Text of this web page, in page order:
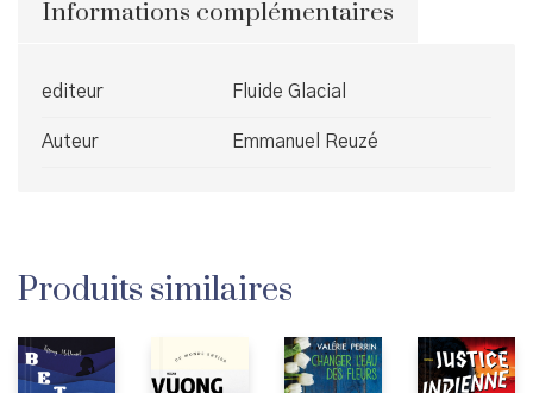
Informations complémentaires
editeur Fluide Glacial
Auteur Emmanuel Reuzé
Produits similaires